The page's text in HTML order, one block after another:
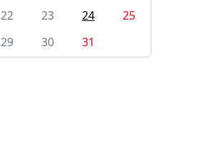
22 23 24
25
29 30 31